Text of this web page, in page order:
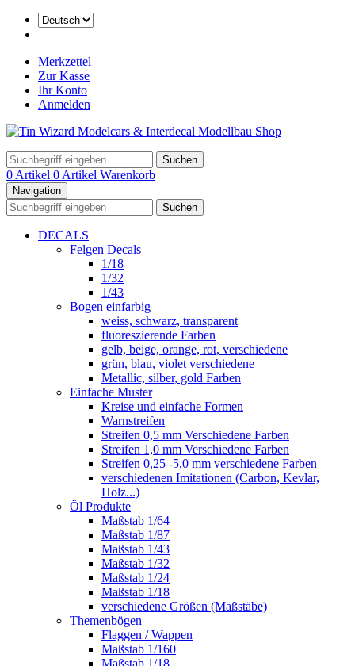
Merkzettel
Zur Kasse
Ihr Konto
Anmelden
Suchen
0 Artikel 0 Artikel Warenkorb
Navigation
Suchen
DECALS
Felgen Decals
1/18
1/32
1/43
Bogen einfarbig
weiss, schwarz, transparent
fluoreszierende Farben
gelb, beige, orange, rot, verschiedene
grün, blau, violet verschiedene
Metallic, silber, gold Farben
Einfache Muster
Kreise und einfache Formen
Warnstreifen
Streifen 0,5 mm Verschiedene Farben
Streifen 1,0 mm Verschiedene Farben
Streifen 0,25 -5,0 mm verschiedene Farben
verschiedenen Imitationen (Carbon, Kevlar,
Holz...)
Öl Produkte
Maßstab 1/64
Maßstab 1/87
Maßstab 1/43
Maßstab 1/32
Maßstab 1/24
Maßstab 1/18
verschiedene Größen (Maßstäbe)
Themenbögen
Flaggen / Wappen
Maßstab 1/160
Maßstab 1/18